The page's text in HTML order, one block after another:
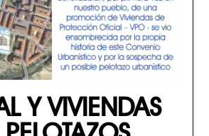
Y VIVIENDAS